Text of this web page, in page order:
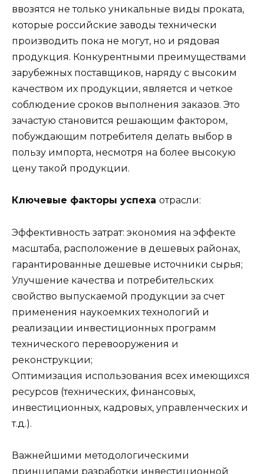
ввозятся не только уникальные виды проката,
которые российские заводы технически
производить пока не могут, но и рядовая
продукция. Конкурентными преимуществами
зарубежных поставщиков, наряду с высоким
качеством их продукции, является и четкое
соблюдение сроков выполнения заказов. Это
зачастую становится решающим фактором,
побуждающим потребителя делать выбор в
пользу импорта, несмотря на более высокую
цену такой продукции.
Ключевые факторы успеха отрасли:
Эффективность затрат: экономия на эффекте
масштаба, расположение в дешевых районах,
гарантированные дешевые источники сырья;
Улучшение качества и потребительских
свойство выпускаемой продукции за счет
применения наукоемких технологий и
реализации инвестиционных программ
технического перевооружения и
реконструкции;
Оптимизация использования всех имеющихся
ресурсов (технических, финансовых,
инвестиционных, кадровых, управленческих и
т.д.).
Важнейшими методологическими
принципами разработки инвестиционной